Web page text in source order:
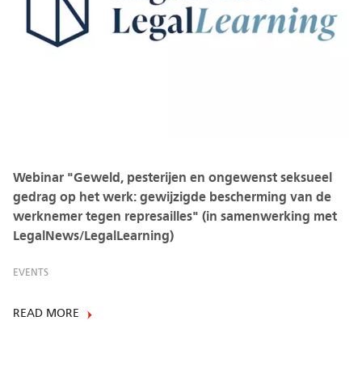
Webinar "Geweld, pesterijen en ongewenst seksueel
gedrag op het werk: gewijzigde bescherming van de
werknemer tegen represailles" (in samenwerking met
LegalNews/LegalLearning)
EVENTS
READ MORE